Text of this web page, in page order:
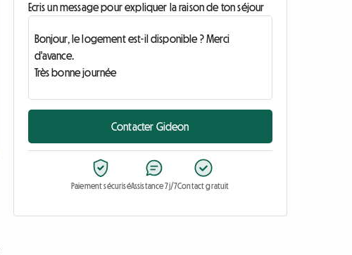
Ecris un message pour expliquer la raison de ton séjour
Contacter Gideon
Paiement sécuriséAssistance 7j/7Contact gratuit